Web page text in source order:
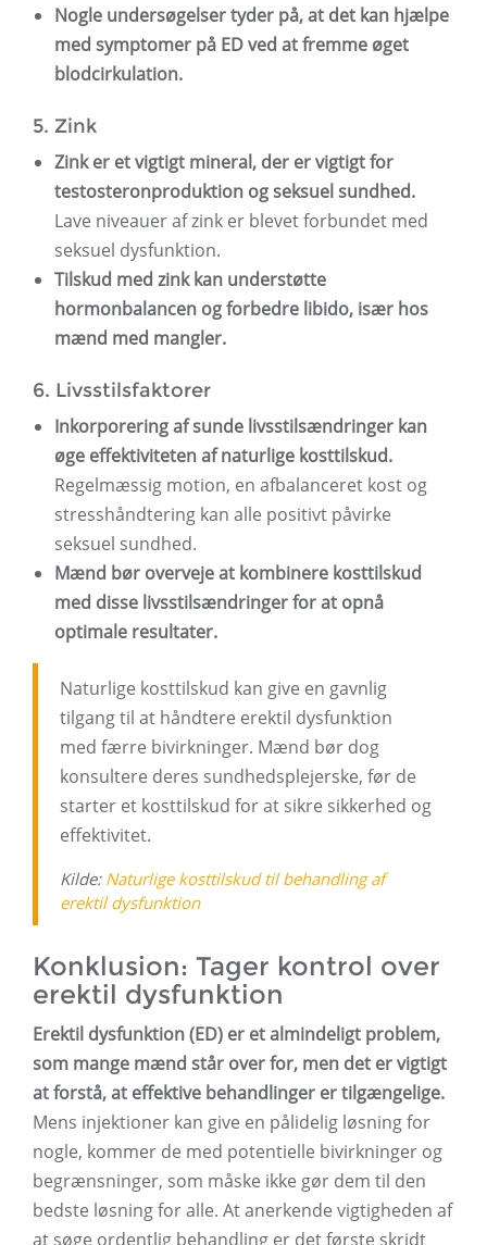
Nogle undersøgelser tyder på, at det kan hjælpe
med symptomer på ED ved at fremme øget
blodcirkulation.
5. Zink
Zink er et vigtigt mineral, der er vigtigt for
testosteronproduktion og seksuel sundhed.
Lave niveauer af zink er blevet forbundet med
seksuel dysfunktion.
Tilskud med zink kan understøtte
hormonbalancen og forbedre libido, især hos
mænd med mangler.
6. Livsstilsfaktorer
Inkorporering af sunde livsstilsændringer kan
øge effektiviteten af ​​naturlige kosttilskud.
Regelmæssig motion, en afbalanceret kost og
stresshåndtering kan alle positivt påvirke
seksuel sundhed.
Mænd bør overveje at kombinere kosttilskud
med disse livsstilsændringer for at opnå
optimale resultater.
Naturlige kosttilskud kan give en gavnlig
tilgang til at håndtere erektil dysfunktion
med færre bivirkninger. Mænd bør dog
konsultere deres sundhedsplejerske, før de
starter et kosttilskud for at sikre sikkerhed og
effektivitet.
Kilde: Naturlige kosttilskud til behandling af
erektil dysfunktion
Konklusion: Tager kontrol over
erektil dysfunktion
Erektil dysfunktion (ED) er et almindeligt problem,
som mange mænd står over for, men det er vigtigt
at forstå, at effektive behandlinger er tilgængelige.
Mens injektioner kan give en pålidelig løsning for
nogle, kommer de med potentielle bivirkninger og
begrænsninger, som måske ikke gør dem til den
bedste løsning for alle. At anerkende vigtigheden af
​​at søge ordentlig behandling er det første skridt